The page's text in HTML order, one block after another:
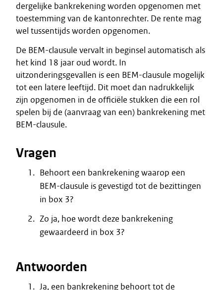
dergelijke bankrekening worden opgenomen met
toestemming van de kantonrechter. De rente mag
wel tussentijds worden opgenomen.
De BEM-clausule vervalt in beginsel automatisch als
het kind 18 jaar oud wordt. In
uitzonderingsgevallen is een BEM-clausule mogelijk
tot een latere leeftijd. Dit moet dan nadrukkelijk
zijn opgenomen in de officiële stukken die een rol
spelen bij de (aanvraag van een) bankrekening met
BEM-clausule.
Vragen
Behoort een bankrekening waarop een
BEM-clausule is gevestigd tot de bezittingen
in box 3?
Zo ja, hoe wordt deze bankrekening
gewaardeerd in box 3?
Antwoorden
Ja, een bankrekening behoort tot de